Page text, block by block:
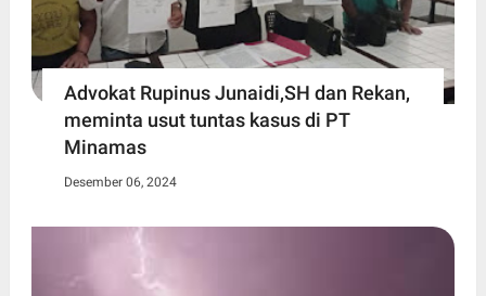
Advokat Rupinus Junaidi,SH dan Rekan,
meminta usut tuntas kasus di PT
Minamas
Desember 06, 2024